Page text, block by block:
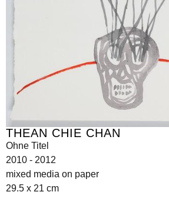
THEAN CHIE CHAN
Ohne Titel
2010 - 2012
mixed media on paper
29.5 x 21 cm